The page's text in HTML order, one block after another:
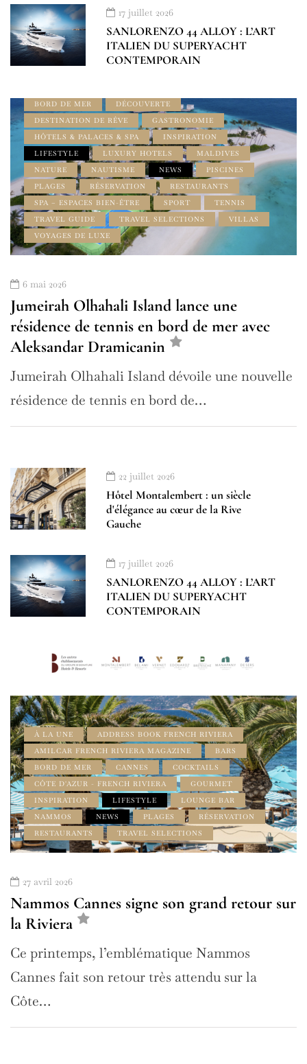
17 juillet 2026
SANLORENZO 44 ALLOY : L’ART
ITALIEN DU SUPERYACHT
CONTEMPORAIN
À DÉCOUVRIR
ADDRESS BOOK AMILCAR MAGAZINE GROUP
AMILCAR INTERNATIONAL
AMILCAR MAGAZINE
AMILCAR MAGAZINE GROUP
BORD DE MER
DÉCOUVERTE
DESTINATION DE RÊVE
GASTRONOMIE
HÔTELS & PALACES & SPA
INSPIRATION
LIFESTYLE
LUXURY HOTELS
MALDIVES
NATURE
NAUTISME NEWS
PISCINES
PLAGES
RÉSERVATION
RESTAURANTS
SPA – ESPACES BIEN-ÊTRE
SPORT
TENNIS
TRAVEL GUIDE
TRAVEL SELECTIONS
VILLAS
VOYAGES DE LUXE
6 mai 2026
Jumeirah Olhahali Island lance une
résidence de tennis en bord de mer avec
Aleksandar Dramicanin
Jumeirah Olhahali Island dévoile une nouvelle
résidence de tennis en bord de…
22 juillet 2026
Hôtel Montalembert : un siècle
d'élégance au cœur de la Rive
Gauche
17 juillet 2026
SANLORENZO 44 ALLOY : L’ART
ITALIEN DU SUPERYACHT
CONTEMPORAIN
À LA UNE
ADDRESS BOOK FRENCH RIVIERA
AMILCAR FRENCH RIVIERA MAGAZINE
BARS
BORD DE MER
CANNES
COCKTAILS
CÔTE D'AZUR - FRENCH RIVIERA
GOURMET
INSPIRATION
LIFESTYLE
LOUNGE BAR
NAMMOS
NEWS PLAGES
RÉSERVATION
RESTAURANTS
TRAVEL SELECTIONS
27 avril 2026
Nammos Cannes signe son grand retour sur
la Riviera
Ce printemps, l’emblématique Nammos
Cannes fait son retour très attendu sur la
Côte…